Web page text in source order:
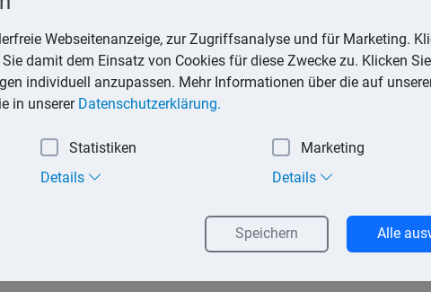
erhält, sind bis zu einem Betrag von 1.080,– €
seiner Arbeitnehmer hergestellt, vertrieben oder erbracht hat
Webseitenanzeige, zur Zugriffsanalyse und für Marketing.
damit dem Einsatz von Cookies für diese Zwecke zu. Klicken
individuell anzupassen. Mehr Informationen über die auf
in unserer Datenschutzerklärung.
Statistiken
Marketing
Details Details
Speichern Alle